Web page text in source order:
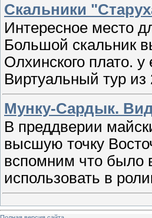
Скальники
Интересное место
Большой скальник
Олхинского плато.
Виртуальный тур из
Мунку-Сардык.
В преддверии
высшую точку
вспомним что было
использовать в